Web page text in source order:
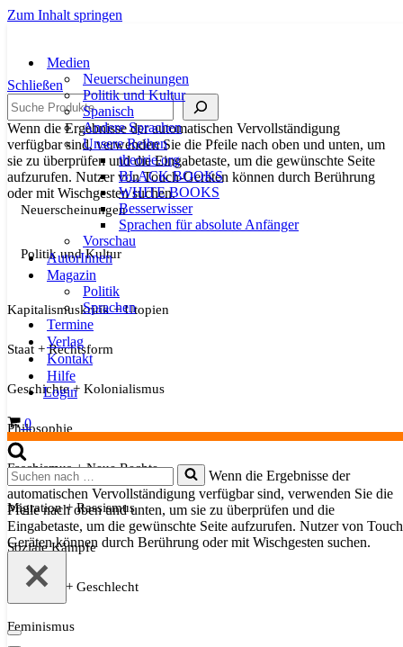
Zum Inhalt springen
Medien
Neuerscheinungen
Politik und Kultur
Spanisch
Andere Sprachen
Unsere Reihen
theorie.org
BLACK BOOKS
WHITE BOOKS
Besserwisser
Sprachen für absolute Anfänger
Vorschau
AutorInnen
Magazin
Politik
Sprachen
Termine
Verlag
Kontakt
Hilfe
Login
Warenkorb
0
Suchen
nach …
Wenn die Ergebnisse der
automatischen Vervollständigung verfügbar sind, verwenden Sie die
Pfeile nach oben und unten, um sie zu überprüfen und die
Eingabetaste, um die gewünschte Seite aufzurufen. Nutzer von
Geräten können durch Berührung oder mit Wischgesten suchen.
Navigationsmenü
Schließen
Suche
Wenn die Ergebnisse der automatischen Vervollständigung
verfügbar sind, verwenden Sie die Pfeile nach oben und unten, um
sie zu überprüfen und die Eingabetaste, um die gewünschte Seite
aufzurufen. Nutzer von Touch-Geräten können durch Berührung
oder mit Wischgesten suchen.
Neuerscheinungen
Politik und Kultur
Kapitalismuskritik + Utopien
Staat + Rechtsform
Geschichte + Kolonialismus
Philosophie
Faschismus + Neue Rechte
Migration + Rassismus
Soziale Kämpfe
Sexualität + Geschlecht
Feminismus